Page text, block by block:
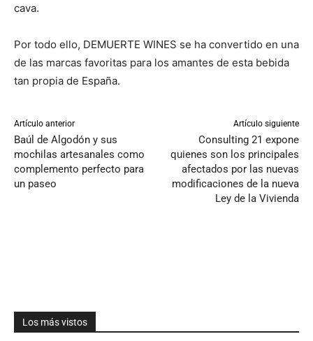
cava.
Por todo ello, DEMUERTE WINES se ha convertido en una
de las marcas favoritas para los amantes de esta bebida
tan propia de España.
Artículo anterior
Baúl de Algodón y sus
mochilas artesanales como
complemento perfecto para
un paseo
Artículo siguiente
Consulting 21 expone
quienes son los principales
afectados por las nuevas
modificaciones de la nueva
Ley de la Vivienda
Los más vistos